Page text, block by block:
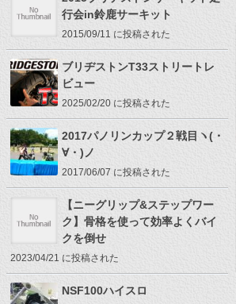
行会in鈴鹿サーキット
2015/09/11 に投稿された
ブリヂストンT33ストリートレ
ビュー
2025/02/20 に投稿された
2017パノリンカップ２戦目ヽ(・
∀・)ノ
2017/06/07 に投稿された
【ニーグリップ&ステップワー
ク】骨格を使って効率よくバイ
クを倒せ
2023/04/21 に投稿された
NSF100ハイスロ